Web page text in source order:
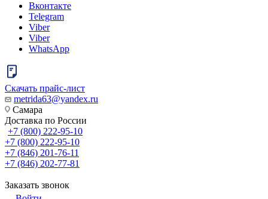
Вконтакте
Telegram
Viber
Viber
WhatsApp
Скачать прайс-лист
metrida63@yandex.ru
Самара
Доставка по России
+7 (800) 222-95-10
+7 (800) 222-95-10
+7 (846) 201-76-11
+7 (846) 202-77-81
Заказать звонок